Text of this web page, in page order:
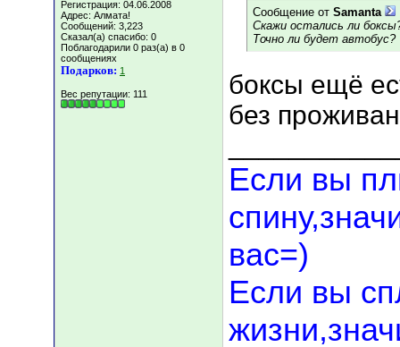
Регистрация: 04.06.2008
Адрес: Алмата!
Сообщений: 3,223
Сказал(а) спасибо: 0
Поблагодарили 0 раз(а) в 0
сообщениях
Подарков: 1
Вес репутации: 111
Сообщение от Samanta
Скажи остались ли
Точно ли будет автобус?
боксы ещё
без
Если вы
вас=)
Если вы